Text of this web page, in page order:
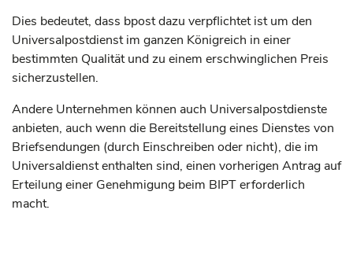
Dies bedeutet, dass bpost dazu verpflichtet ist um den
Universalpostdienst im ganzen Königreich in einer
bestimmten Qualität und zu einem erschwinglichen Preis
sicherzustellen.
Andere Unternehmen können auch Universalpostdienste
anbieten, auch wenn die Bereitstellung eines Dienstes von
Briefsendungen (durch Einschreiben oder nicht), die im
Universaldienst enthalten sind, einen vorherigen Antrag auf
Erteilung einer Genehmigung beim BIPT erforderlich
macht.